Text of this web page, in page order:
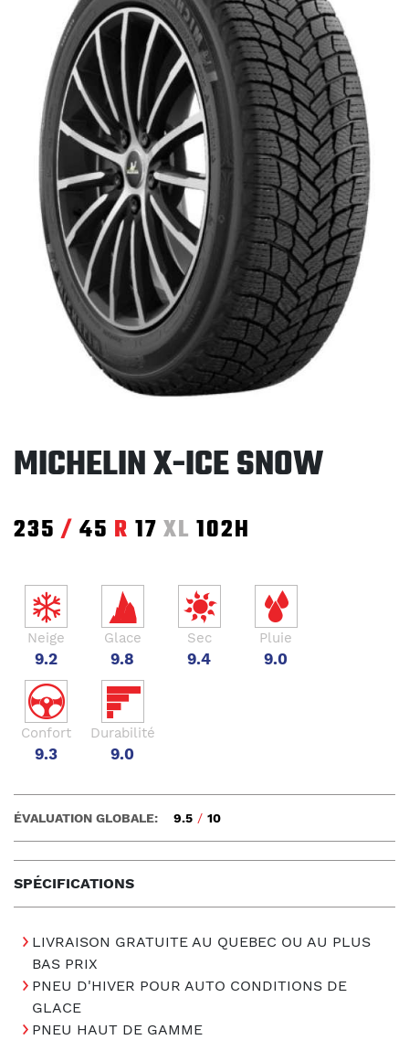
MICHELIN X-ICE SNOW
235 / 45 R 17 XL 102H
Neige
9.2
Glace
9.8
Sec
9.4
Pluie
9.0
Confort
9.3
Durabilité
9.0
SPÉCIFICATIONS
ÉVALUATION GLOBALE: 9.5 / 10
LIVRAISON GRATUITE AU QUEBEC OU AU PLUS
BAS PRIX
PNEU D'HIVER POUR AUTO CONDITIONS DE
GLACE
PNEU HAUT DE GAMME